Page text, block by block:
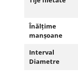
Înălțime
manșoane
Interval
Diametre